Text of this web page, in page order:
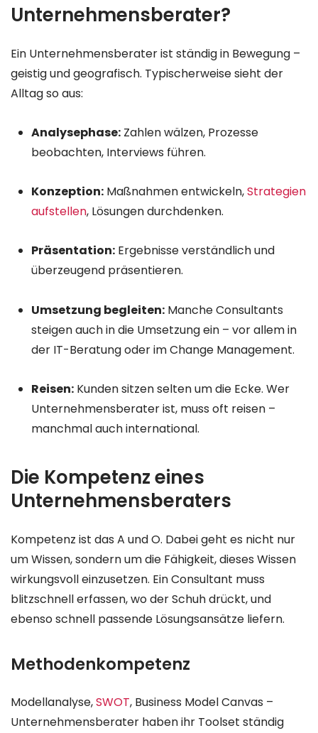
Unternehmensberater?
Ein Unternehmensberater ist ständig in Bewegung –
geistig und geografisch. Typischerweise sieht der
Alltag so aus:
Analysephase:Zahlen wälzen, Prozesse
beobachten, Interviews führen.
Konzeption:Maßnahmen entwickeln,Strategien
aufstellen, Lösungen durchdenken.
Präsentation:Ergebnisse verständlich und
überzeugend präsentieren.
Umsetzung begleiten:Manche Consultants
steigen auch in die Umsetzung ein – vor allem in
der IT-Beratung oder im Change Management.
Reisen:Kunden sitzen selten um die Ecke. Wer
Unternehmensberater ist, muss oft reisen –
manchmal auch international.
Die Kompetenz eines
Unternehmensberaters
Kompetenz ist das A und O. Dabei geht es nicht nur
um Wissen, sondern um die Fähigkeit, dieses Wissen
wirkungsvoll einzusetzen. Ein Consultant muss
blitzschnell erfassen, wo der Schuh drückt, und
ebenso schnell passende Lösungsansätze liefern.
Methodenkompetenz
Modellanalyse,SWOT, Business Model Canvas –
Unternehmensberater haben ihr Toolset ständig